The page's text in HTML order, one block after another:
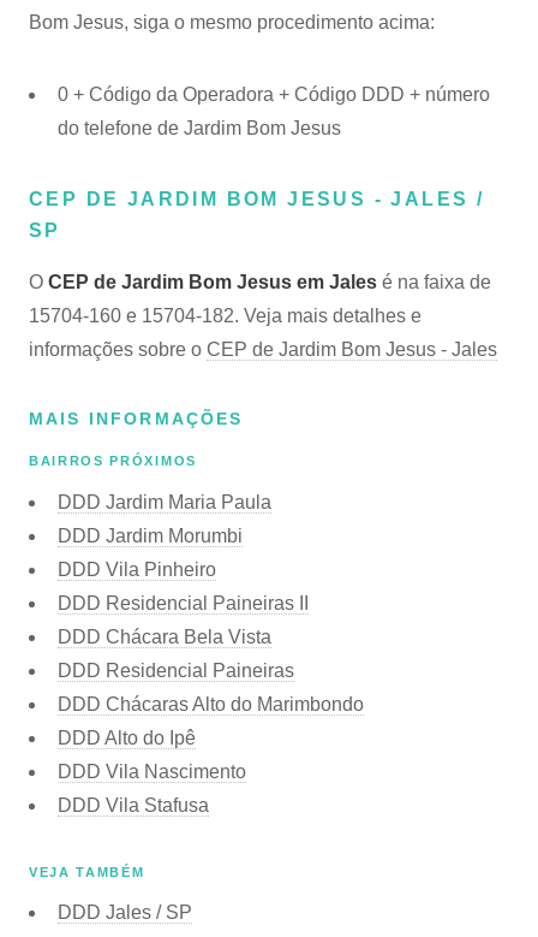
Bom Jesus, siga o mesmo procedimento acima:
0 + Código da Operadora + Código DDD + número
do telefone de Jardim Bom Jesus
CEP DE JARDIM BOM JESUS - JALES /
SP
O CEP de Jardim Bom Jesus em Jales é na faixa de
15704-160 e 15704-182. Veja mais detalhes e
informações sobre o CEP de Jardim Bom Jesus - Jales
MAIS INFORMAÇÕES
BAIRROS PRÓXIMOS
DDD Jardim Maria Paula
DDD Jardim Morumbi
DDD Vila Pinheiro
DDD Residencial Paineiras II
DDD Chácara Bela Vista
DDD Residencial Paineiras
DDD Chácaras Alto do Marimbondo
DDD Alto do Ipê
DDD Vila Nascimento
DDD Vila Stafusa
VEJA TAMBÉM
DDD Jales / SP